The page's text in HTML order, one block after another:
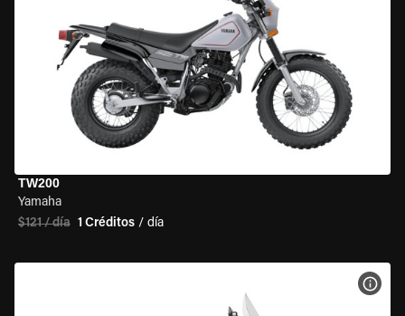
TW200
Yamaha
$121 / día 1 Créditos / día
VER